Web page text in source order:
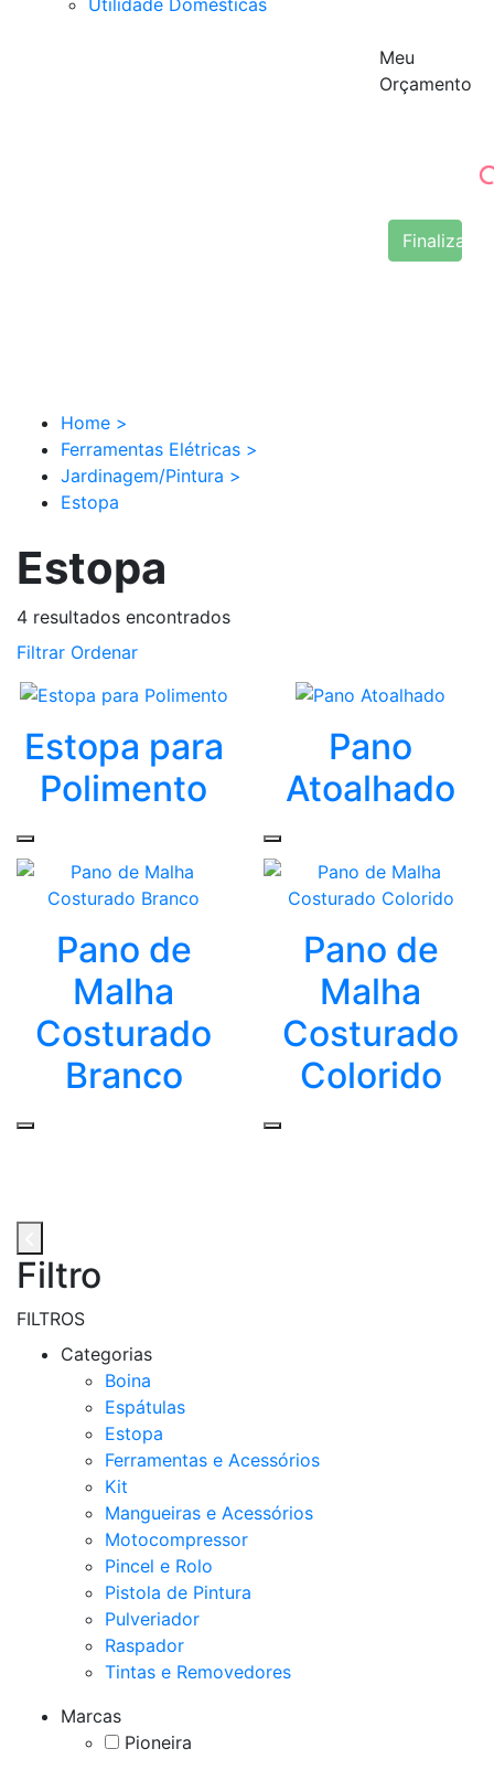
Utilidade Domésticas
Meu
Orçamento
Finalizar
Home >
Ferramentas Elétricas >
Jardinagem/Pintura >
Estopa
Estopa
4 resultados encontrados
Filtrar Ordenar
Estopa para
Polimento
Pano
Atoalhado
Pano de
Malha
Costurado
Branco
Pano de
Malha
Costurado
Colorido
Filtro
FILTROS
Categorias
Boina
Espátulas
Estopa
Ferramentas e Acessórios
Kit
Mangueiras e Acessórios
Motocompressor
Pincel e Rolo
Pistola de Pintura
Pulveriador
Raspador
Tintas e Removedores
Marcas
Pioneira